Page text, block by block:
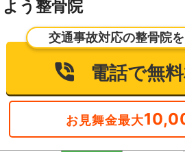
よう整骨院
交通事故対応の整骨院
電話で無
お見舞金最大